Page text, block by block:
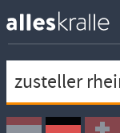
Ortssuche
Umkreissuche
Arbeitsform